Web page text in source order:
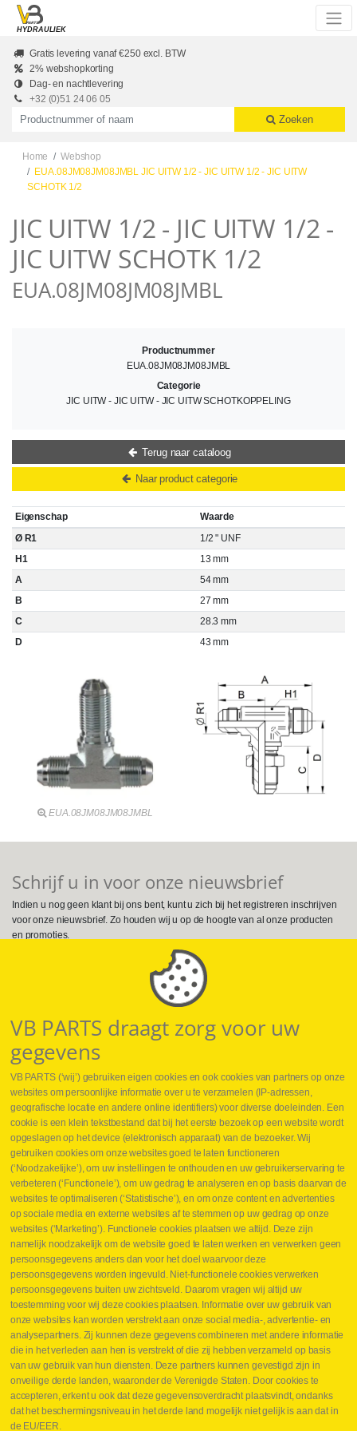
Skip to main content
HYDRAULIEK
Gratis levering vanaf €250 excl. BTW
2% webshopkorting
Dag- en nachtlevering
+32 (0)51 24 06 05
Productnummer of naam
Zoeken
Home
Webshop
EUA.08JM08JM08JMBL JIC UITW 1/2 - JIC UITW 1/2 - JIC UITW
SCHOTK 1/2
JIC UITW 1/2 - JIC UITW 1/2 -
JIC UITW SCHOTK 1/2
EUA.08JM08JM08JMBL
Eigenschap
Waarde
Ø R1
1/2 " UNF
H1
13 mm
A
54 mm
B
27 mm
C
28.3 mm
D
43 mm
EUA.08JM08JM08JMBL
Productnummer
EUA.08JM08JM08JMBL
Categorie
JIC UITW - JIC UITW - JIC UITW SCHOTKOPPELING
Terug naar cataloog
Naar product categorie
Schrijf u in voor onze nieuwsbrief
Indien u nog geen klant bij ons bent, kunt u zich bij het registreren inschrijven
voor onze nieuwsbrief. Zo houden wij u op de hoogte van al onze producten
en promoties.
Volg ons op Social Media
Webshop
Nieuws
Jobs
Contact
Leveringen
Drukcontrole set
Persmaten
Hoe opmeten?
Hydrogroepen
Hydraulische slangen
Contact VB Parts
Abraham Hansstraat 7 ,B-8800 Roeselare
Tel. +32 (0)51 24 06 05
E-mail info@vbparts.be
⏳ Laatste maand Webtec-promotie!
VB PARTS draagt zorg voor uw
gegevens
VB PARTS (‘wij’) gebruiken eigen cookies en ook cookies van partners op onze
websites om persoonlijke informatie over u te verzamelen (IP-adressen,
geografische locatie en andere online identifiers) voor diverse doeleinden. Een
cookie is een klein tekstbestand dat bij het eerste bezoek op een website wordt
opgeslagen op het device (elektronisch apparaat) van de bezoeker. Wij
gebruiken cookies om onze websites goed te laten functioneren
(‘Noodzakelijke’), om uw instellingen te onthouden en uw gebruikerservaring te
verbeteren (‘Functionele’), om uw gedrag te analyseren en op basis daarvan de
websites te optimaliseren (‘Statistische’), en om onze content en advertenties
op sociale media en externe websites af te stemmen op uw gedrag op onze
websites (‘Marketing’). Functionele cookies plaatsen we altijd. Deze zijn
namelijk noodzakelijk om de website goed te laten werken en verwerken geen
persoonsgegevens anders dan voor het doel waarvoor deze
persoonsgegevens worden ingevuld. Niet-functionele cookies verwerken
persoonsgegevens buiten uw zichtsveld. Daarom vragen wij altijd uw
toestemming voor wij deze cookies plaatsen. Informatie over uw gebruik van
onze websites kan worden verstrekt aan onze social media-, advertentie- en
analysepartners. Zij kunnen deze gegevens combineren met andere informatie
die in het verleden aan hen is verstrekt of die zij hebben verzameld op basis
van uw gebruik van hun diensten. Deze partners kunnen gevestigd zijn in
onveilige derde landen, waaronder de Verenigde Staten. Door cookies te
accepteren, erkent u ook dat deze gegevensoverdracht plaatsvindt, ondanks
dat het beschermingsniveau in het derde land mogelijk niet gelijk is aan dat in
de EU/EER.